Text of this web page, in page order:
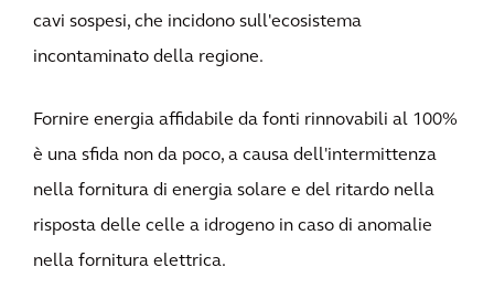
cavi sospesi, che incidono sull'ecosistema
incontaminato della regione.
Fornire energia affidabile da fonti rinnovabili al 100%
è una sfida non da poco, a causa dell'intermittenza
nella fornitura di energia solare e del ritardo nella
risposta delle celle a idrogeno in caso di anomalie
nella fornitura elettrica.